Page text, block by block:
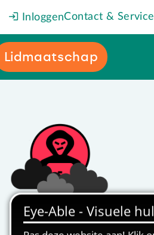
InloggenContact & Service
Lidmaatschap